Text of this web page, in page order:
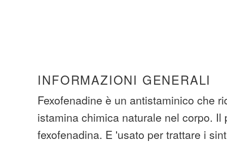
INFORMAZIONI GENERALI
Fexofenadine è un antistaminico che
istamina chimica naturale nel corpo. Il
fexofenadina. E 'usato per trattare i